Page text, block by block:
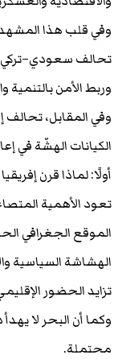
وفي قلب هذا
تحالف
وربط الأمن بالتنمية
وفي المقابل، تحالف
الكيانات الهشّة في
أولًا: لماذا قرن إفريقيا
تعود الأهمية
الموقع الجغرافي
الهشاشة السياسية
تزايد الحضور
وكما أن البحر لا
محتملة.